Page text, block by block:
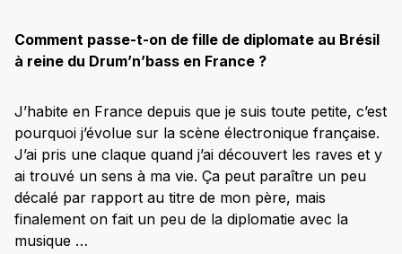
Comment passe-t-on de fille de diplomate au Brésil
à reine du Drum’n’bass en France ?
J’habite en France depuis que je suis toute petite, c’est
pourquoi j’évolue sur la scène électronique française.
J’ai pris une claque quand j’ai découvert les raves et y
ai trouvé un sens à ma vie. Ça peut paraître un peu
décalé par rapport au titre de mon père, mais
finalement on fait un peu de la diplomatie avec la
musique …